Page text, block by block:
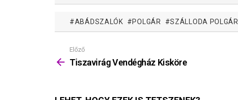
ABÁDSZALÓK POLGÁR SZÁLLODA POLGÁR
Mutass
többet
Előző
Tiszavirág Vendégház Kisköre